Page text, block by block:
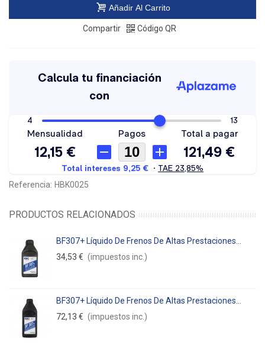
Añadir Al Carrito
Compartir Código QR
Referencia: HBK0025
PRODUCTOS RELACIONADOS
BF307+ Líquido De Frenos De Altas Prestaciones...
34,53 € (impuestos inc.)
BF307+ Líquido De Frenos De Altas Prestaciones...
72,13 € (impuestos inc.)